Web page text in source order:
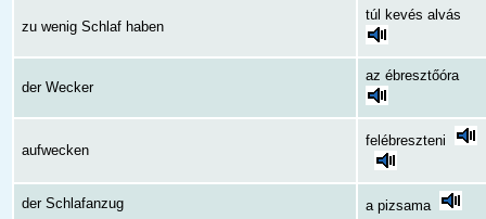
zu wenig Schlaf haben
túl kevés alvás
der Wecker
az ébresztőóra
aufwecken
felébreszteni
der Schlafanzug a pizsama